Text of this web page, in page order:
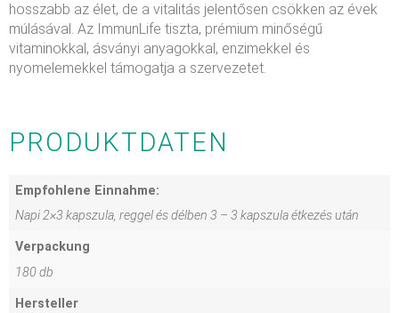
hosszabb az élet, de a vitalitás jelentősen csökken az évek
múlásával. Az ImmunLife tiszta, prémium minőségű
vitaminokkal, ásványi anyagokkal, enzimekkel és
nyomelemekkel támogatja a szervezetet.
PRODUKTDATEN
Empfohlene Einnahme:
Napi 2×3 kapszula, reggel és délben 3 – 3 kapszula étkezés után
Verpackung
180 db
Hersteller